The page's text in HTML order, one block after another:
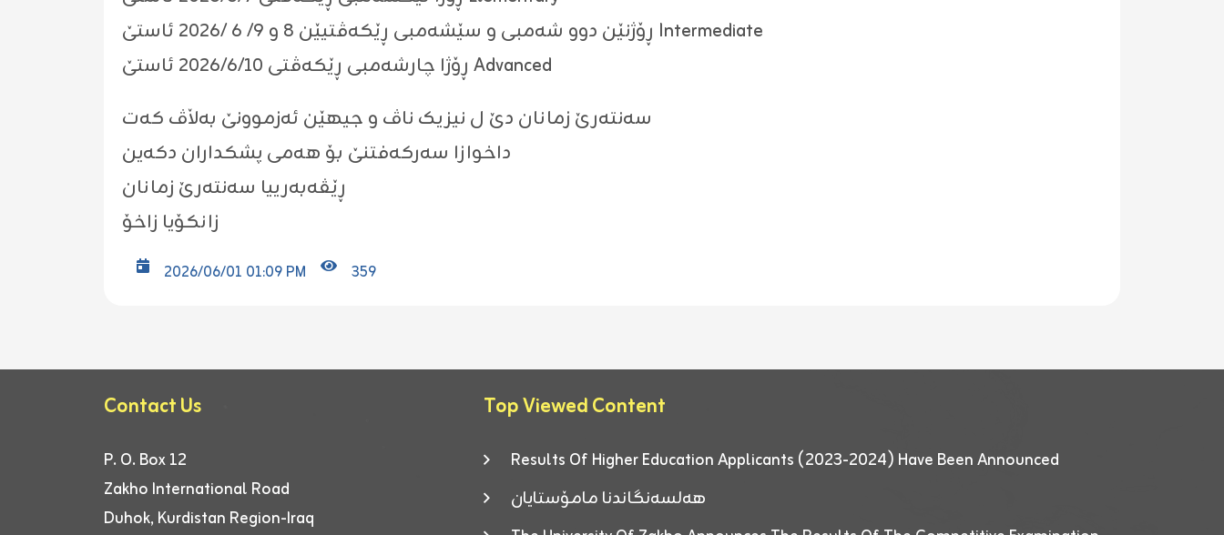
ڕۆژنێن دوو شەمبی و سێشەمبی ڕێکەڤتیێن ٨ و ٩/ ٦ /٢٠٢٦ ئاستێ Intermediate
ڕۆژا چارشەمبی ڕێکەڤتی ٢٠٢٦/٦/١٠ ئاستێ Advanced
سەنتەرێ زمانان دێ ل نیزیک ناڤ و جیهێن ئەزموونێ بەڵاڤ کەت
داخوازا سەرکەفتنێ بۆ هەمی پشکداران دکەین
ڕێڤەبەرییا سەنتەرێ زمانان
زانکۆیا زاخۆ
2026/06/01 01:09 PM 359
Contact Us
P. O. Box 12
Zakho International Road
Duhok, Kurdistan Region-Iraq
Top Viewed Content
Results Of Higher Education Applicants (2023-2024) Have Been Announced
هەلسەنگاندنا مامۆستایان